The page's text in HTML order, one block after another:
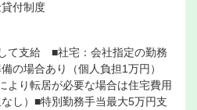
付制度
て支給 ■社宅：会社指定の勤務
の場合あり（個人負担1万円）
より転居が必要な場合は住宅費用
し）■特別勤務手当最大5万円支